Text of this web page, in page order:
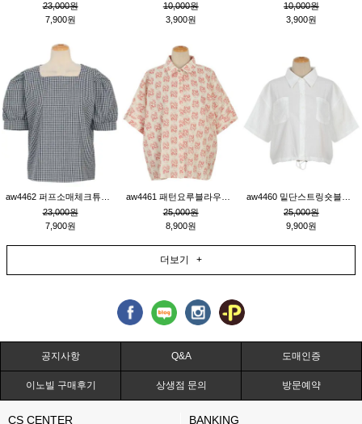
23,000원
7,900원
10,000원
3,900원
10,000원
3,900원
23,000원
7,900원
25,000원
8,900원
25,000원
9,900원
더보기 +
공지사항 Q&A 도매인증
이노빌 구매후기 상생점 문의 방문예약
CS CENTER BANKING